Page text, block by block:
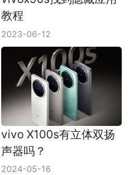
教程
2023-06-12
vivo X100s有立体双扬
声器吗？
2024-05-16